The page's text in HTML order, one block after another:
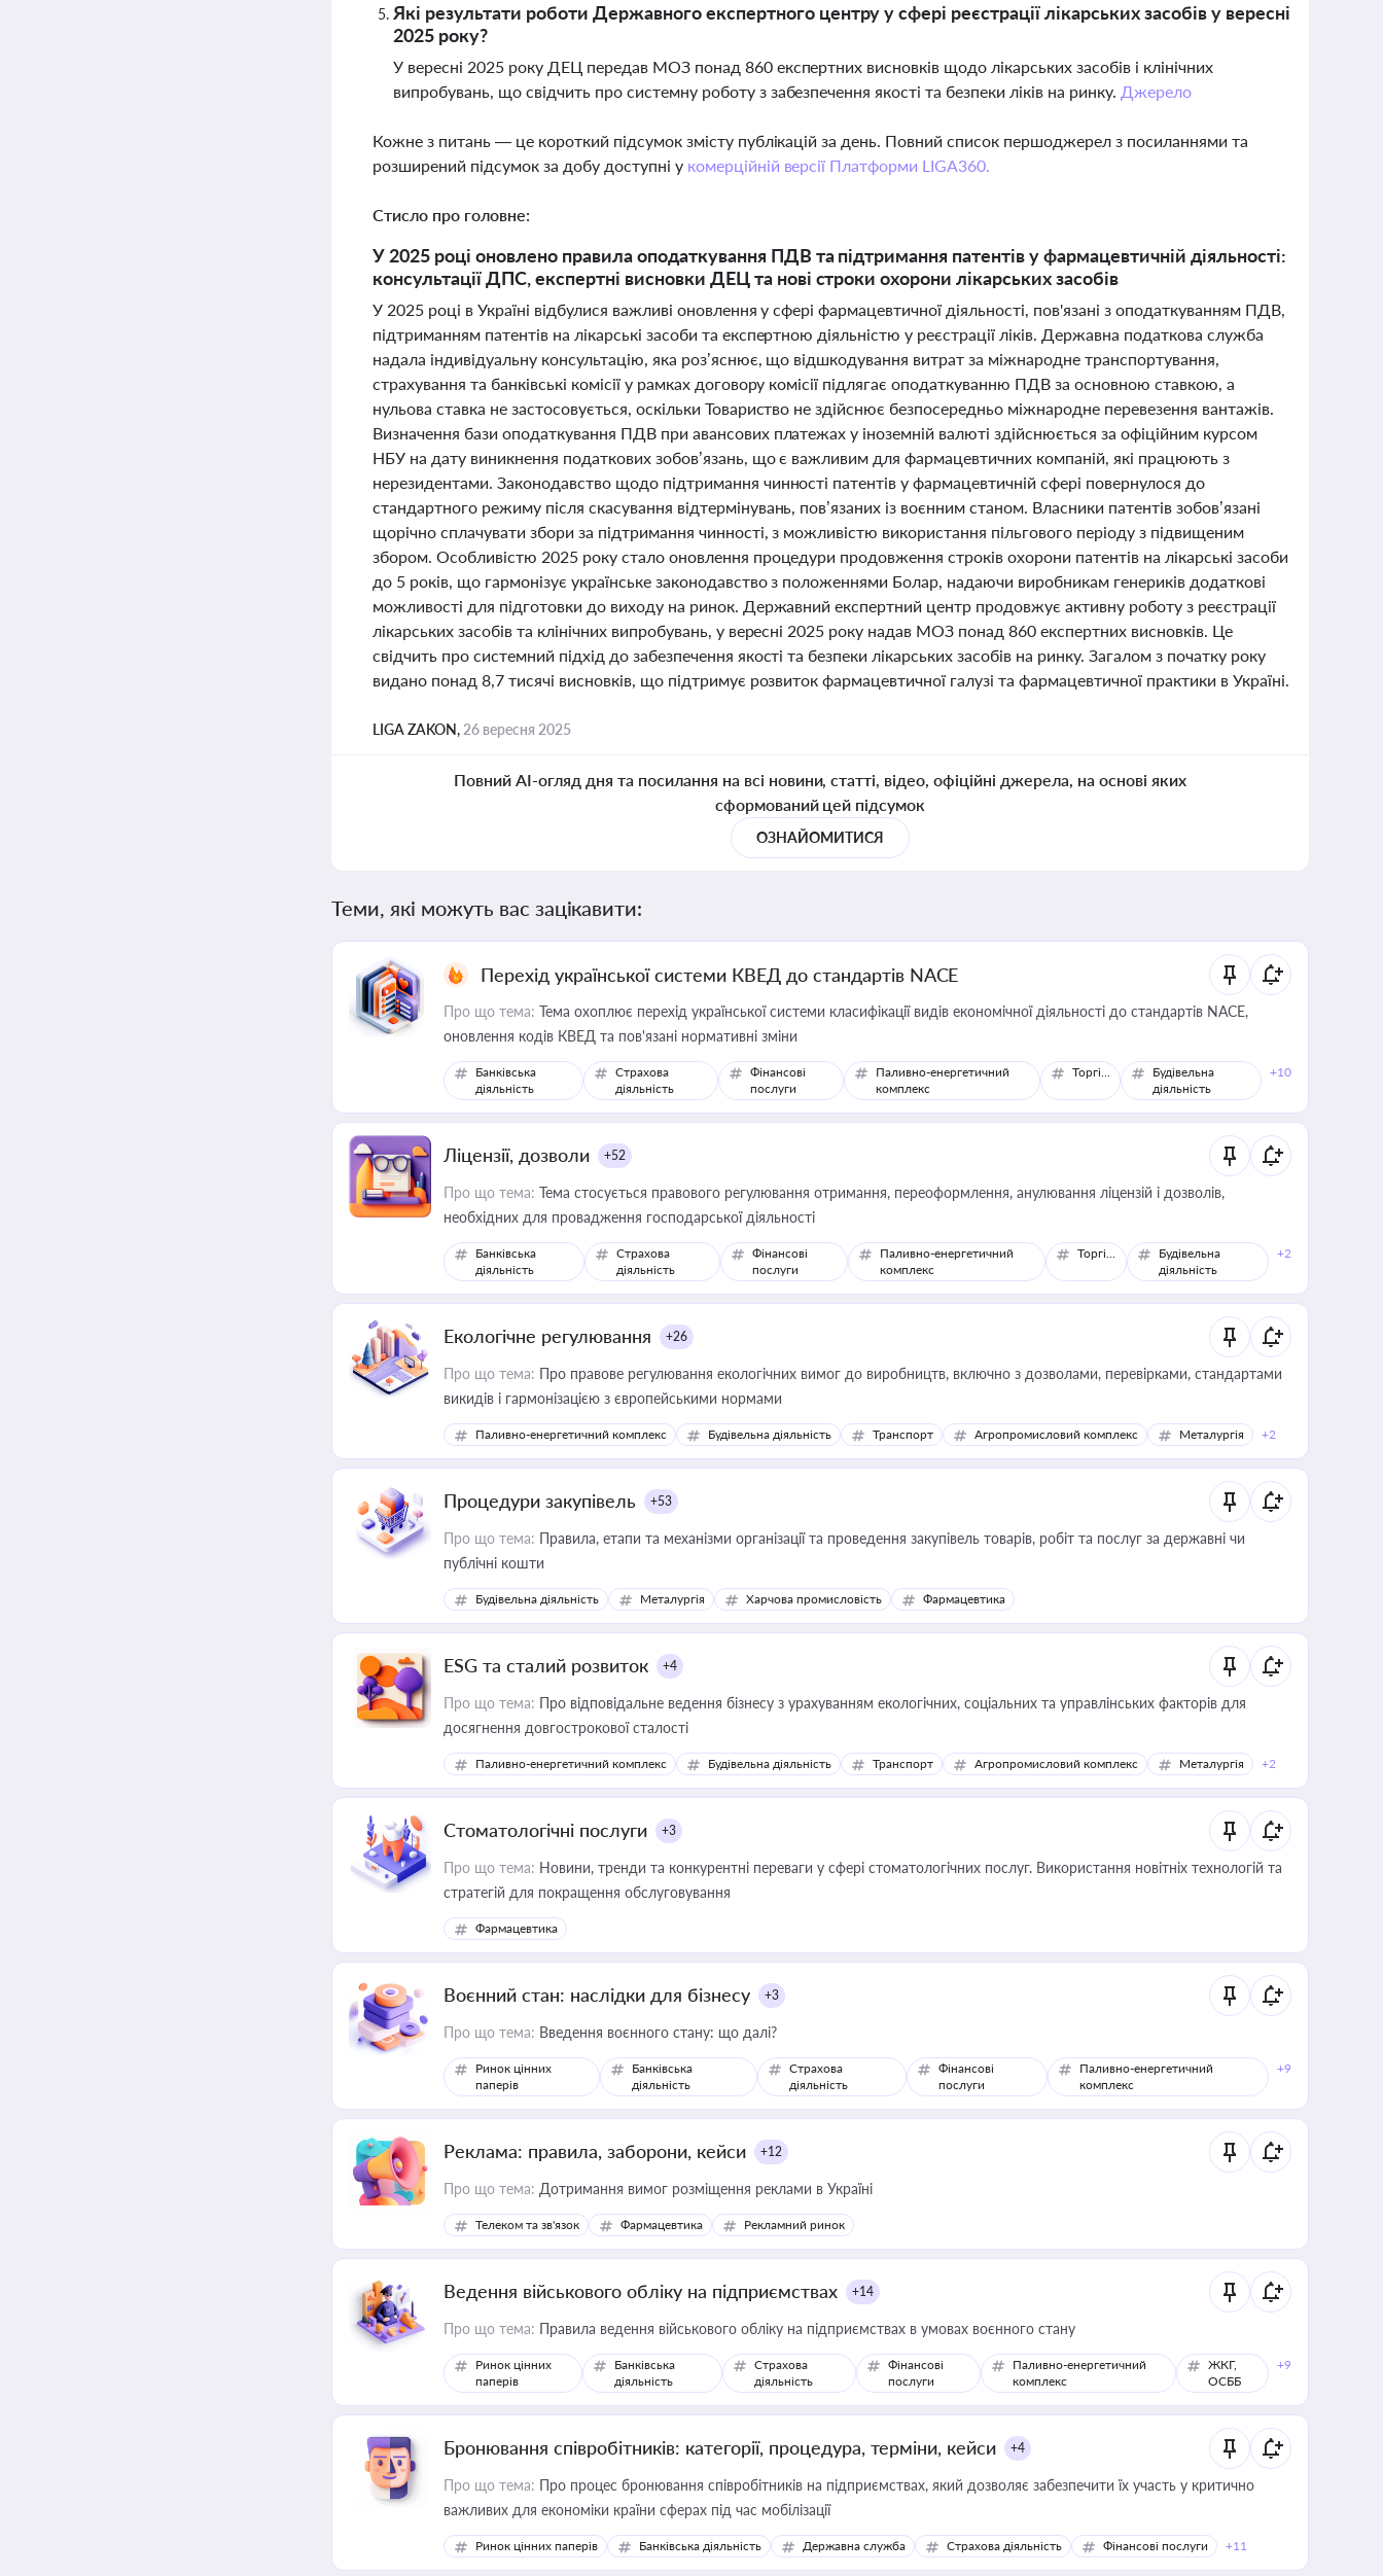
Які результати роботи Державного експертного центру у сфері реєстрації лікарських засобів у вересні
2025 року?
У вересні 2025 року ДЕЦ передав МОЗ понад 860 експертних висновків щодо лікарських засобів і клінічних
випробувань, що свідчить про системну роботу з забезпечення якості та безпеки ліків на ринку. Джерело
Кожне з питань — це короткий підсумок змісту публікацій за день. Повний список першоджерел з посиланнями та
розширений підсумок за добу доступні у комерційній версії Платформи LIGA360.
Стисло про головне:
У 2025 році оновлено правила оподаткування ПДВ та підтримання патентів у фармацевтичній діяльності:
консультації ДПС, експертні висновки ДЕЦ та нові строки охорони лікарських засобів
У 2025 році в Україні відбулися важливі оновлення у сфері фармацевтичної діяльності, пов'язані з оподаткуванням ПДВ,
підтриманням патентів на лікарські засоби та експертною діяльністю у реєстрації ліків. Державна податкова служба
надала індивідуальну консультацію, яка роз’яснює, що відшкодування витрат за міжнародне транспортування,
страхування та банківські комісії у рамках договору комісії підлягає оподаткуванню ПДВ за основною ставкою, а
нульова ставка не застосовується, оскільки Товариство не здійснює безпосередньо міжнародне перевезення вантажів.
Визначення бази оподаткування ПДВ при авансових платежах у іноземній валюті здійснюється за офіційним курсом
НБУ на дату виникнення податкових зобов’язань, що є важливим для фармацевтичних компаній, які працюють з
нерезидентами. Законодавство щодо підтримання чинності патентів у фармацевтичній сфері повернулося до
стандартного режиму після скасування відтермінувань, пов’язаних із воєнним станом. Власники патентів зобов’язані
щорічно сплачувати збори за підтримання чинності, з можливістю використання пільгового періоду з підвищеним
збором. Особливістю 2025 року стало оновлення процедури продовження строків охорони патентів на лікарські засоби
до 5 років, що гармонізує українське законодавство з положеннями Болар, надаючи виробникам генериків додаткові
можливості для підготовки до виходу на ринок. Державний експертний центр продовжує активну роботу з реєстрації
лікарських засобів та клінічних випробувань, у вересні 2025 року надав МОЗ понад 860 експертних висновків. Це
свідчить про системний підхід до забезпечення якості та безпеки лікарських засобів на ринку. Загалом з початку року
видано понад 8,7 тисячі висновків, що підтримує розвиток фармацевтичної галузі та фармацевтичної практики в Україні.
LIGA ZAKON, 26 вересня 2025
Повний AI-огляд дня та посилання на всі новини, статті, відео, офіційні джерела, на основі яких
сформований цей підсумок
ОЗНАЙОМИТИСЯ
Теми, які можуть вас зацікавити:
Перехід української системи КВЕД до стандартів NACE
Про що тема: Тема охоплює перехід української системи класифікації видів економічної діяльності до стандартів NACE,
оновлення кодів КВЕД та пов'язані нормативні зміни
Банківська
діяльність
Страхова
діяльність
Фінансові
послуги
Паливно-енергетичний
комплекс
Торгівля
Будівельна
діяльність
+10
Ліцензії, дозволи +52
Про що тема: Тема стосується правового регулювання отримання, переоформлення, анулювання ліцензій і дозволів,
необхідних для провадження господарської діяльності
Банківська
діяльність
Страхова
діяльність
Фінансові
послуги
Паливно-енергетичний
комплекс
Торгівля
Будівельна
діяльність
+2
Екологічне регулювання +26
Про що тема: Про правове регулювання екологічних вимог до виробництв, включно з дозволами, перевірками, стандартами
викидів і гармонізацією з європейськими нормами
Паливно-енергетичний комплекс Будівельна діяльність Транспорт Агропромисловий комплекс Металургія +2
Процедури закупівель +53
Про що тема: Правила, етапи та механізми організації та проведення закупівель товарів, робіт та послуг за державні чи
публічні кошти
Будівельна діяльність Металургія Харчова промисловість Фармацевтика
ESG та сталий розвиток +4
Про що тема: Про відповідальне ведення бізнесу з урахуванням екологічних, соціальних та управлінських факторів для
досягнення довгострокової сталості
Паливно-енергетичний комплекс Будівельна діяльність Транспорт Агропромисловий комплекс Металургія +2
Стоматологічні послуги +3
Про що тема: Новини, тренди та конкурентні переваги у сфері стоматологічних послуг. Використання новітніх технологій та
стратегій для покращення обслуговування
Фармацевтика
Воєнний стан: наслідки для бізнесу +3
Про що тема: Введення воєнного стану: що далі?
Ринок цінних
паперів
Банківська
діяльність
Страхова
діяльність
Фінансові
послуги
Паливно-енергетичний
комплекс
+9
Реклама: правила, заборони, кейси +12
Про що тема: Дотримання вимог розміщення реклами в Україні
Телеком та зв'язок Фармацевтика Рекламний ринок
Ведення військового обліку на підприємствах +14
Про що тема: Правила ведення військового обліку на підприємствах в умовах воєнного стану
Ринок цінних
паперів
Банківська
діяльність
Страхова
діяльність
Фінансові
послуги
Паливно-енергетичний
комплекс
ЖКГ,
ОСББ
+9
Бронювання співробітників: категорії, процедура, терміни, кейси +4
Про що тема: Про процес бронювання співробітників на підприємствах, який дозволяє забезпечити їх участь у критично
важливих для економіки країни сферах під час мобілізації
Ринок цінних паперів Банківська діяльність Державна служба Страхова діяльність Фінансові послуги +11